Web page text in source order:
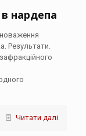
нардепа
Результати.
Читати далі